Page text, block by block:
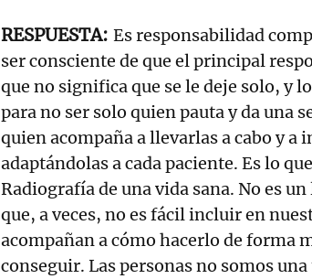
Es responsabilidad
ser consciente de que el principal
que no significa que se le deje solo, y
para no ser solo quien pauta y da una
quien acompaña a llevarlas a cabo y a
adaptándolas a cada paciente. Es lo
Radiografía de una vida sana. No es
que, a veces, no es fácil incluir en
acompañan a cómo hacerlo de forma
conseguir. Las personas no somos